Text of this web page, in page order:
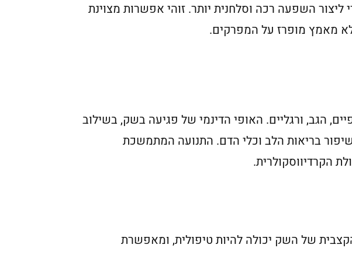
השפעה רכה וסלחנית יותר. זוהי אפשרות מצוינת
מאמץ מופרז על המפרקים.
הגב, ורגליים. האופי הדינמי של פגיעה בשק, בשילוב
שיפור בריאות הלב וכלי הדם. התנועה המתמשכת
הקרדיווסקולרית.
של השק יכולה להיות טיפולית, ומאפשרת